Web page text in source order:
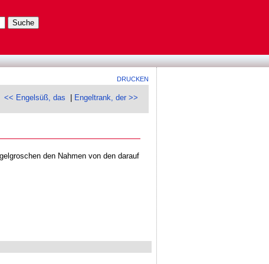
DRUCKEN
<< Engelsüß, das Engeltrank, der >>
den Nahmen von den darauf